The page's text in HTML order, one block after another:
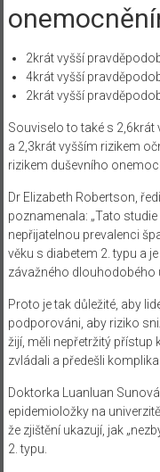
2krát vyšší
4krát vyšší
2krát vyšší
Souviselo to také s
a 2,3krát vyšším rizikem
rizikem duševního
Dr Elizabeth Robertson,
poznamenala: „Tato
nepřijatelnou prevalenci
věku s diabetem 2. typu a
závažného dlouhodobého
Proto je tak důležité, aby
podporováni, aby riziko
žijí, měli nepřetržitý přístup
zvládali a předešli
Doktorka Luanluan
epidemioložky na
že zjištění ukazují, jak
2. typu.